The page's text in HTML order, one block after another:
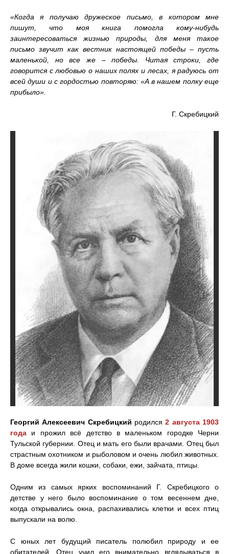
«Когда я получаю дружеское письмо, в котором мне
пишут, что моя книга помогла кому-нибудь
заинтересоваться жизнью природы, для меня такое
письмо звучит как вестник настоящей победы – пусть
маленькой, но все же – победы. Читая строки, где
говорится с любовью о наших полях и лесах, я радуюсь от
всей души и с гордостью повторяю: «А в нашем полку еще
прибыло».
Г. Скребицкий
Георгий Алексеевич Скребицкий родился2 августа 1903
года и прожил всё детство в маленьком городке Черни
Тульской губернии. Отец и мать его были врачами. Отец был
страстным охотником и рыболовом и очень любил животных.
В доме всегда жили кошки, собаки, ежи, зайчата, птицы.
Одним из самых ярких воспоминаний Г. Скребицкого о
детстве у него было воспоминание о том весеннем дне,
когда открывались окна, распахивались клетки и всех птиц
выпускали на волю.
С юных лет будущий писатель полюбил природу и ее
обитателей. Отец учил его внимательно вглядываться в